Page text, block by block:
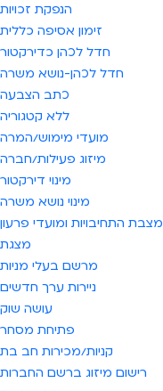
הנפקת זכויות
זימון אסיפה כללית
חדל לכהן כדירקטור
חדל לכהן-נושא משרה
כתב הצבעה
ללא קטגוריה
מועדי מימוש/המרה
מיזוג פעילות/חברה
מינוי דירקטור
מינוי נושא משרה
מצבת התחיבויות ומועדי פרעון
מצגת
מרשם בעלי מניות
ניירות ערך חדשים
עושה שוק
פתיחת מסחר
קניות/מכירות חב בת
רישום מיזוג ברשם החברות